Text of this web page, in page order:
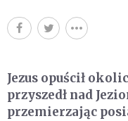
Jezus opuścił
przyszedł nad
przemierzając